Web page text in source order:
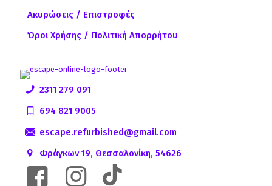
Ακυρώσεις / Επιστροφές
Όροι Χρήσης / Πολιτική Απορρήτου
2311 279 091
694 821 9005
escape.refurbished@gmail.com
Φράγκων 19, Θεσσαλονίκη, 54626